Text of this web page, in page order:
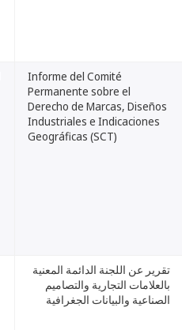
Informe del Comité
Permanente sobre el
Derecho de Marcas, Diseños
Industriales e Indicaciones
Geográficas (SCT)
تقرير عن اللجنة الدائمة المعنية
بالعلامات التجارية والتصاميم
الصناعية والبيانات الجغرافية